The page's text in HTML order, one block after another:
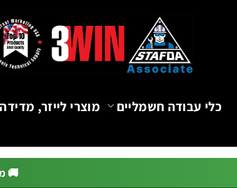
כלי עבודה חשמליים מוצרי לייזר,
🚚